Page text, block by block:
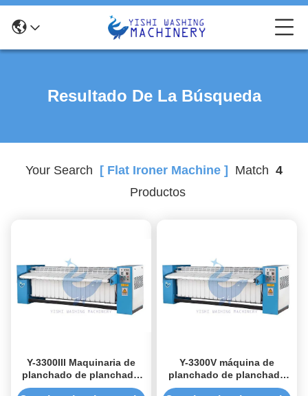
Resultado De La Búsqueda
Your Search [ Flat Ironer Machine ] Match 4
Productos
Y-3300III Maquinaria de
planchado de planchado
resistente a la corrosión
Y-3300V máquina de
planchado de planchado
planchado planchador de